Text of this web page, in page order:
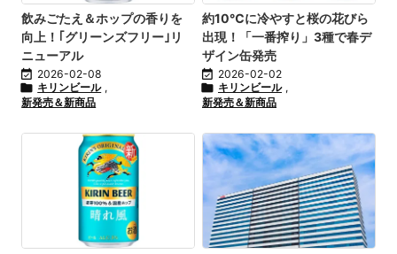
飲みごたえ＆ホップの香りを
向上！｢グリーンズフリー｣リ
ニューアル
 2026-02-08
 キリンビール ,
新発売＆新商品
約10℃に冷やすと桜の花びら
出現！「一番搾り」3種で春デ
ザイン缶発売
 2026-02-02
 キリンビール ,
新発売＆新商品